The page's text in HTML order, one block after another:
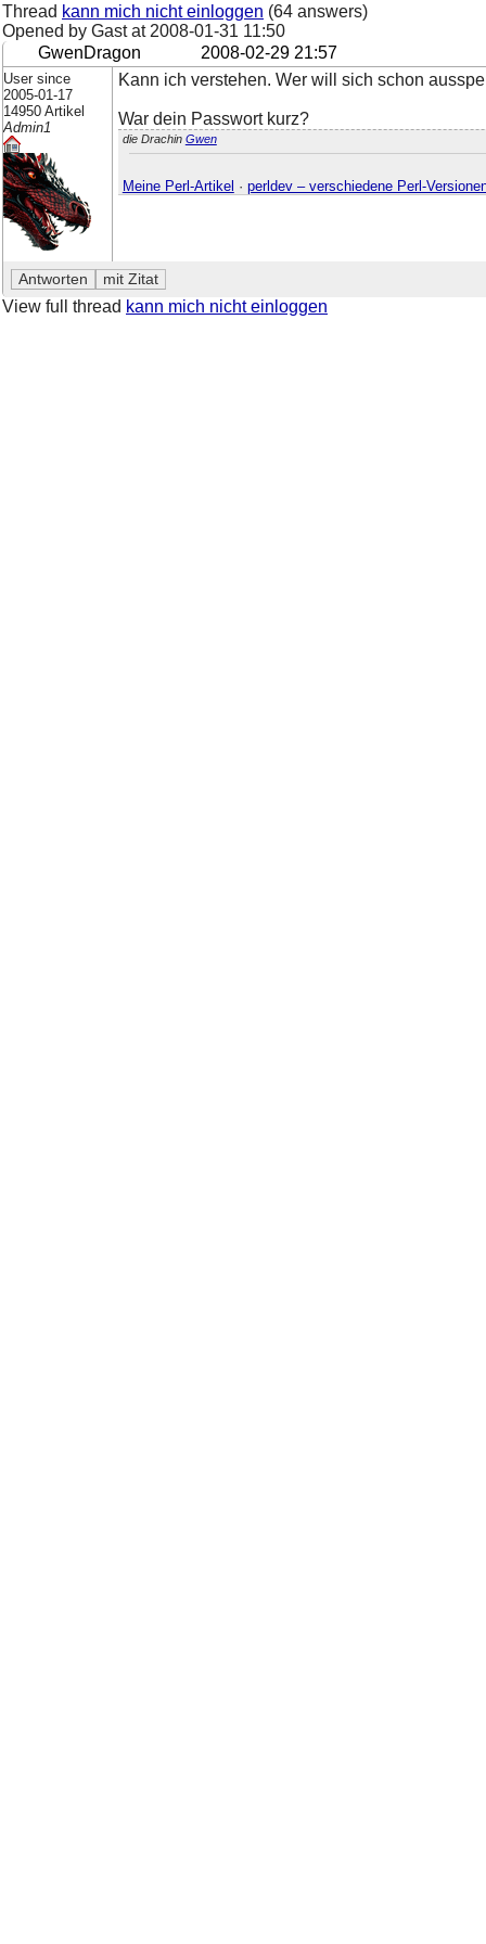
Thread kann mich nicht einloggen (64 answers)
Opened by Gast at 2008-01-31 11:50
GwenDragon
2008-02-29 21:57
User since
2005-01-17
14950 Artikel
Admin1
Kann ich verstehen. Wer will sich schon
War dein Passwort kurz?
die Drachin Gwen
Meine Perl-Artikel · perldev – verschiedene Perl-
View full thread kann mich nicht einloggen